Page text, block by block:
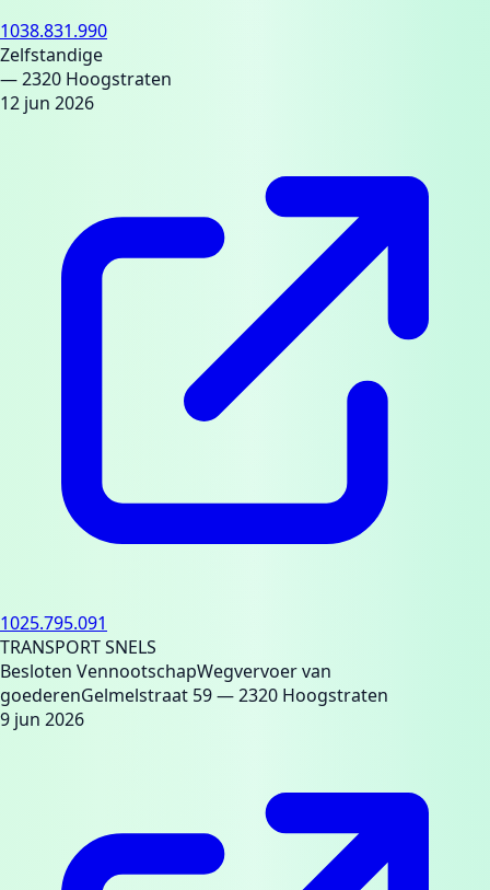
1038.831.990
Zelfstandige
— 2320 Hoogstraten
12 jun 2026
1025.795.091
TRANSPORT SNELS
Besloten VennootschapWegvervoer van
goederenGelmelstraat 59— 2320 Hoogstraten
9 jun 2026